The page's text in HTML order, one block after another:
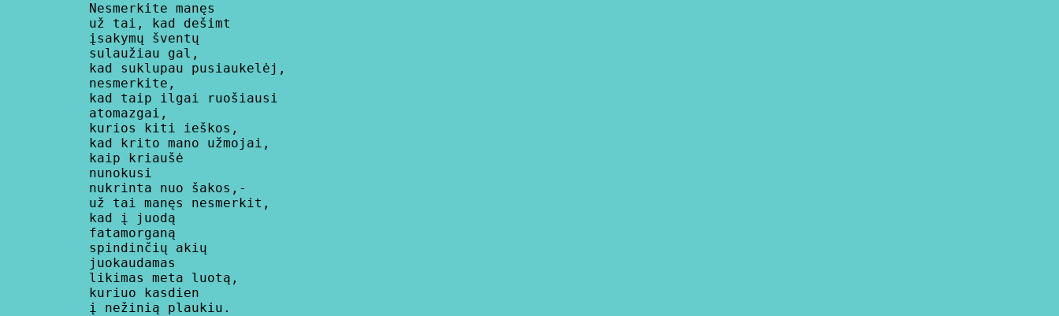
      Nesmerkite manęs
      už tai, kad dešimt
      įsakymų šventų
      sulaužiau gal,
      kad suklupau pusiaukelėj,
      nesmerkite,
      kad taip ilgai ruošiausi
      atomazgai,
      kurios kiti ieškos,
      kad krito mano užmojai,
      kaip kriaušė
      nunokusi
      nukrinta nuo šakos,-
      už tai manęs nesmerkit,
      kad į juodą
      fatamorganą
      spindinčių akių
      juokaudamas
      likimas meta luotą,
      kuriuo kasdien
      į nežinią plaukiu.